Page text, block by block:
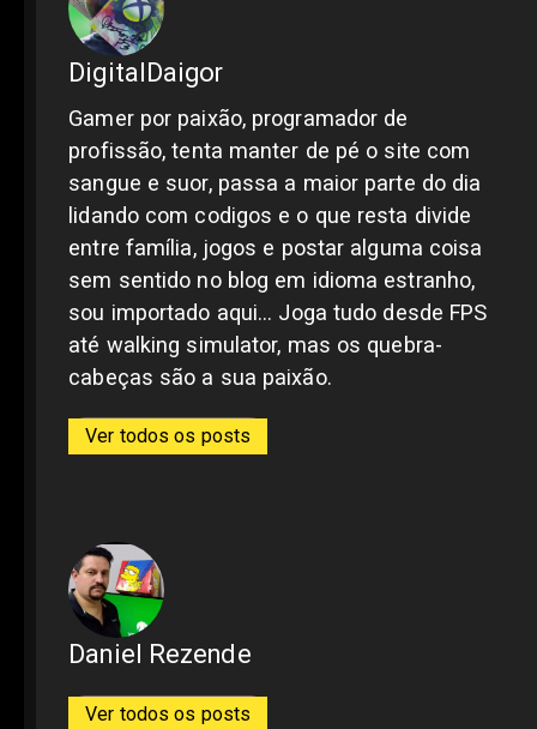
DigitalDaigor
Gamer por paixão, programador de
profissão, tenta manter de pé o site com
sangue e suor, passa a maior parte do dia
lidando com codigos e o que resta divide
entre família, jogos e postar alguma coisa
sem sentido no blog em idioma estranho,
sou importado aqui... Joga tudo desde FPS
até walking simulator, mas os quebra-
cabeças são a sua paixão.
Ver todos os posts
Daniel Rezende
Ver todos os posts